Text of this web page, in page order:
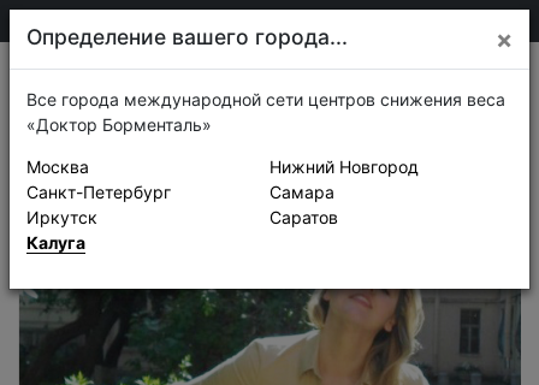
Истории успеха
Определение вашего города... ×
Все города международной сети центров снижения веса
«Доктор Борменталь»
Москва
Санкт-Петербург
Иркутск
Калуга
Нижний Новгород
Самара
Саратов